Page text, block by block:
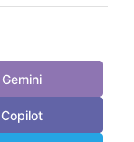
Gemini
Copilot